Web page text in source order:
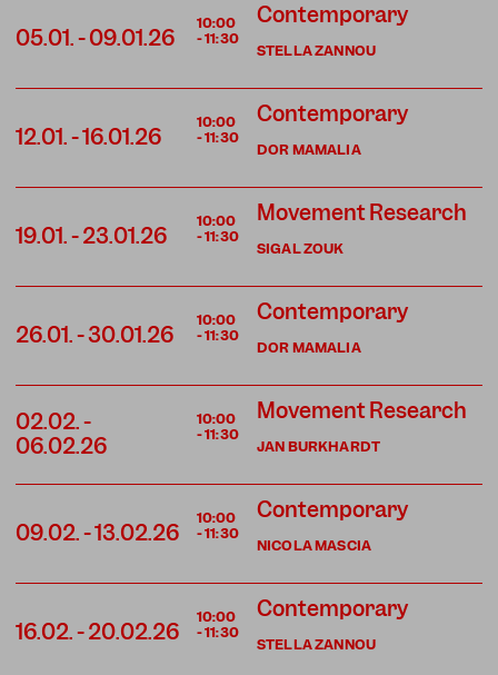
05.01.-09.01.26
10:00
-11:30
STELLA ZANNOU
Contemporary
12.01.-16.01.26
10:00
-11:30
DOR MAMALIA
Contemporary
19.01.-23.01.26
10:00
-11:30
SIGAL ZOUK
Movement Research
26.01.-30.01.26
10:00
-11:30
DOR MAMALIA
Contemporary
02.02.-
06.02.26
10:00
-11:30
JAN BURKHARDT
Movement Research
09.02.-13.02.26
10:00
-11:30
NICOLA MASCIA
Contemporary
16.02.-20.02.26
10:00
-11:30
STELLA ZANNOU
Contemporary